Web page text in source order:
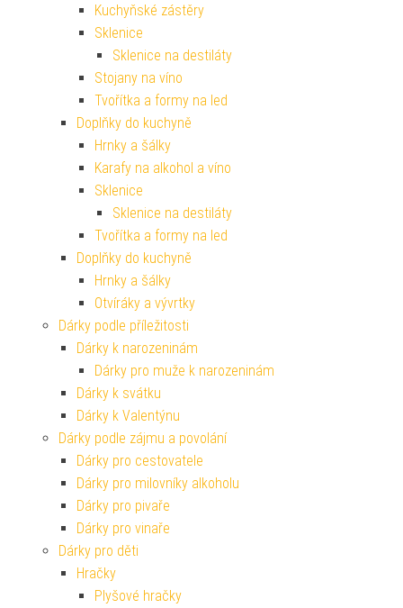
Kuchyňské zástěry
Sklenice
Sklenice na destiláty
Stojany na víno
Tvořítka a formy na led
Doplňky do kuchyně
Hrnky a šálky
Karafy na alkohol a víno
Sklenice
Sklenice na destiláty
Tvořítka a formy na led
Doplňky do kuchyně
Hrnky a šálky
Otvíráky a vývrtky
Dárky podle příležitosti
Dárky k narozeninám
Dárky pro muže k narozeninám
Dárky k svátku
Dárky k Valentýnu
Dárky podle zájmu a povolání
Dárky pro cestovatele
Dárky pro milovníky alkoholu
Dárky pro pivaře
Dárky pro vinaře
Dárky pro děti
Hračky
Plyšové hračky